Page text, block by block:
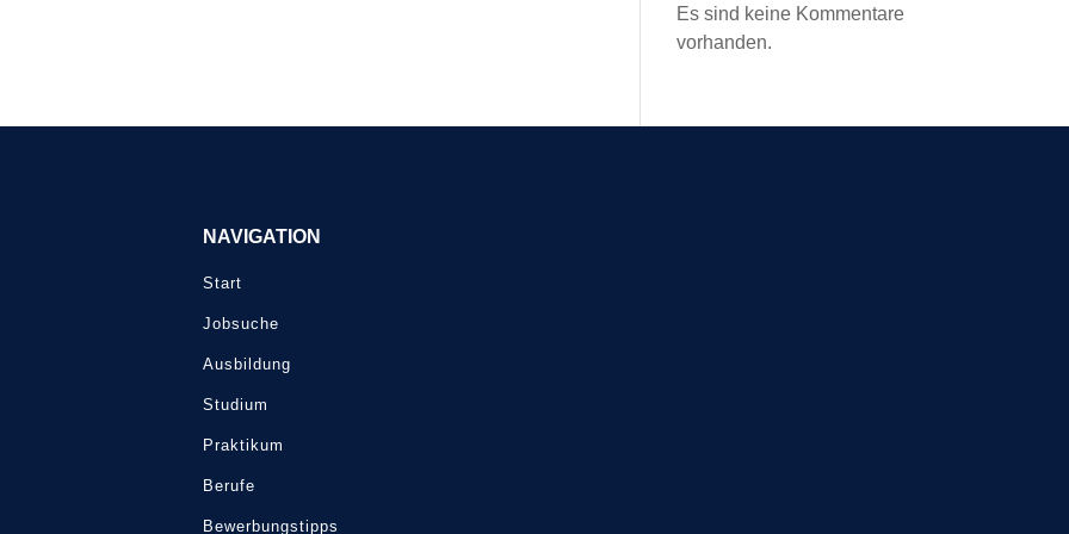
Es sind keine Kommentare
vorhanden.
NAVIGATION
Start
Jobsuche
Ausbildung
Studium
Praktikum
Berufe
Bewerbungstipps